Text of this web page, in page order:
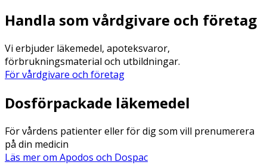
Handla som vårdgivare och företag
Vi erbjuder läkemedel, apoteksvaror,
förbrukningsmaterial och utbildningar.
För vårdgivare och företag
Dosförpackade läkemedel
För vårdens patienter eller för dig som vill prenumerera
på din medicin
Läs mer om Apodos och Dospac